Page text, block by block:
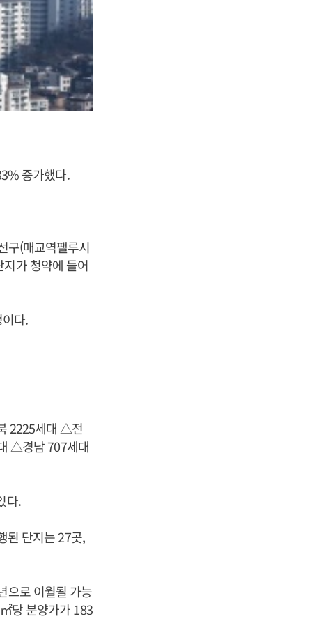
증가했다.
구(매교역팰루시
가 청약에 들어
다.
2225세대 △전
△경남 707세대
다.
된 단지는 27곳,
으로 이월될 가능
당 분양가가 183